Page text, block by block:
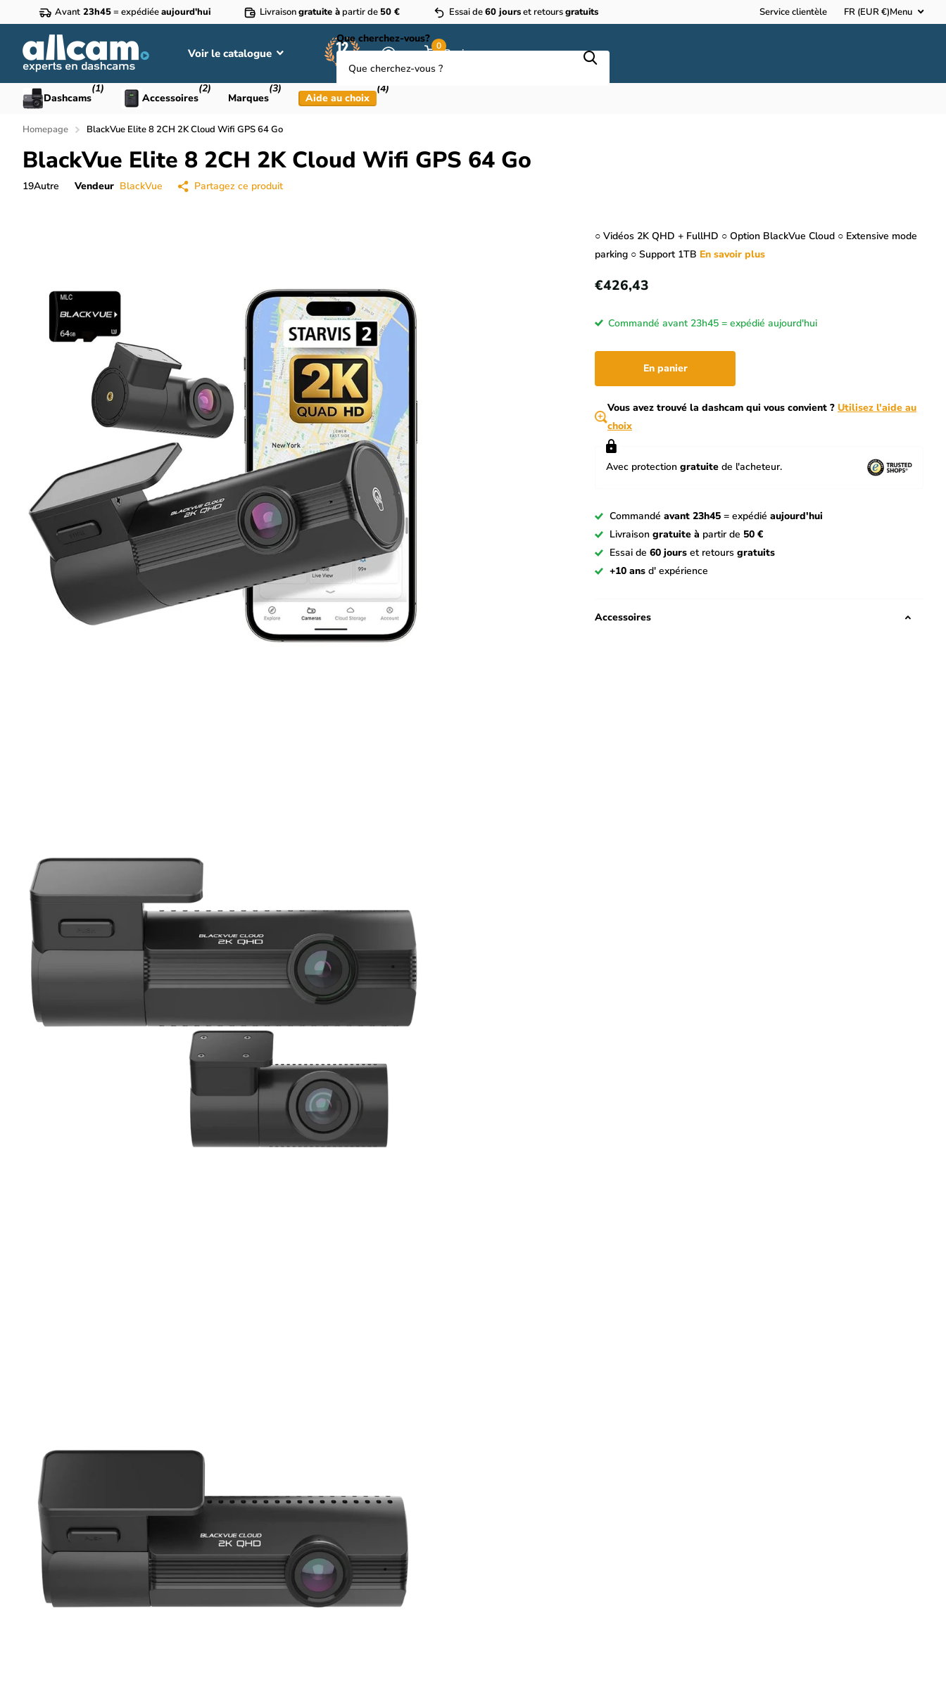
Avant 23h45= expédiéeaujourd'hui Livraisongratuite à partir de 50 € Essai de60 jourset retoursgratuits Service clientèle FR (EUR €)Menu
Voir le catalogue
Que cherchez-vous?
0
Panier
Dashcams
(1)
Accessoires
(2)
Marques
(3)
Aide au choix
(4)
Homepage BlackVue Elite 8 2CH 2K Cloud Wifi GPS 64 Go
BlackVue Elite 8 2CH 2K Cloud Wifi GPS 64 Go
19Autre Vendeur BlackVue Partagez ce produit
○ Vidéos 2K QHD + FullHD ○ Option BlackVue Cloud ○ Extensive mode
parking ○ Support 1TB En savoir plus
€426,43
Commandé avant 23h45 = expédié aujourd'hui
En panier
Vous avez trouvé la dashcam qui vous convient ? Utilisez l'aide au
choix
Avec protection gratuite de l'acheteur.
Commandé avant 23h45 = expédié aujourd'hui
Livraison gratuite à partir de 50 €
Essai de 60 jours et retours gratuits
+10 ans d' expérience
Accessoires